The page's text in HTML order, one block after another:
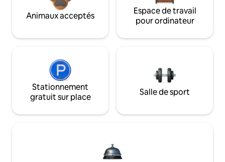
Animaux acceptés
Espace de travail
pour ordinateur
Stationnement
gratuit sur place
Salle de sport